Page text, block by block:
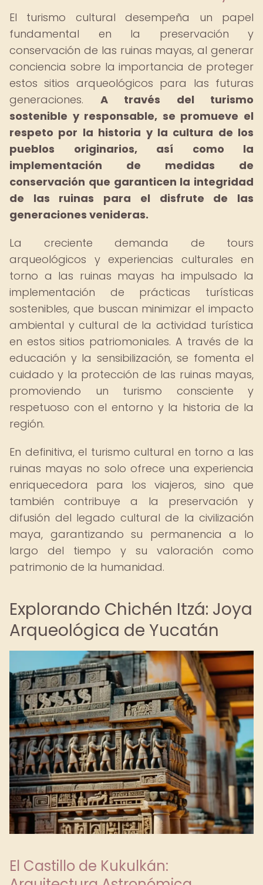
El turismo cultural desempeña un papel
fundamental en la preservación y
conservación de las ruinas mayas, al generar
conciencia sobre la importancia de proteger
estos sitios arqueológicos para las futuras
generaciones. A través del turismo
sostenible y responsable, se promueve el
respeto por la historia y la cultura de los
pueblos originarios, así como la
implementación de medidas de
conservación que garanticen la integridad
de las ruinas para el disfrute de las
generaciones venideras.
La creciente demanda de tours
arqueológicos y experiencias culturales en
torno a las ruinas mayas ha impulsado la
implementación de prácticas turísticas
sostenibles, que buscan minimizar el impacto
ambiental y cultural de la actividad turística
en estos sitios patriomoniales. A través de la
educación y la sensibilización, se fomenta el
cuidado y la protección de las ruinas mayas,
promoviendo un turismo consciente y
respetuoso con el entorno y la historia de la
región.
En definitiva, el turismo cultural en torno a las
ruinas mayas no solo ofrece una experiencia
enriquecedora para los viajeros, sino que
también contribuye a la preservación y
difusión del legado cultural de la civilización
maya, garantizando su permanencia a lo
largo del tiempo y su valoración como
patrimonio de la humanidad.
Explorando Chichén Itzá: Joya
Arqueológica de Yucatán
El Castillo de Kukulkán: